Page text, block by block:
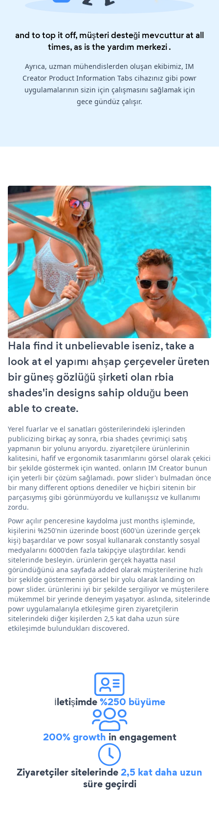
and to top it off, müşteri desteği mevcuttur at all
times, as is theyardım merkezi.
Ayrıca, uzman mühendislerden oluşan ekibimiz, IM
Creator Product Information Tabs cihazınız gibi powr
uygulamalarının sizin için çalışmasını sağlamak için
gece gündüz çalışır.
Hala find it unbelievable iseniz, take a
look at el yapımı ahşap çerçeveler üreten
bir güneş gözlüğü şirketi olan rbia
shades'in designs sahip olduğu been
able to create.
Yerel fuarlar ve el sanatları gösterilerindeki işlerinden
publicizing birkaç ay sonra, rbia shades çevrimiçi satış
yapmanın bir yolunu arıyordu. ziyaretçilere ürünlerinin
kalitesini, hafif ve ergonomik tasarımlarını görsel olarak çekici
bir şekilde göstermek için wanted. onların IM Creator bunun
için yeterli bir çözüm sağlamadı. powr slider'ı bulmadan önce
bir many different options denediler ve hiçbiri sitenin bir
parçasıymış gibi görünmüyordu ve kullanışsız ve kullanımı
zordu.
Powr açılır penceresine kaydolma just months işleminde,
kişilerini %250'nin üzerinde boost (600'ün üzerinde gerçek
kişi) başardılar ve powr sosyal kullanarak constantly sosyal
medyalarını 6000'den fazla takipçiye ulaştırdılar. kendi
sitelerinde besleyin. ürünlerin gerçek hayatta nasıl
göründüğünü ana sayfada added olarak müşterilerine hızlı
bir şekilde göstermenin görsel bir yolu olarak landing on
powr slider. ürünlerini iyi bir şekilde sergiliyor ve müşterilere
mükemmel bir yerinde deneyim yaşatıyor. aslında, sitelerinde
powr uygulamalarıyla etkileşime giren ziyaretçilerin
sitelerindeki diğer kişilerden 2,5 kat daha uzun süre
etkileşimde bulundukları discovered.
İletişimde%250 büyüme
200% growth in engagement
Ziyaretçiler sitelerinde2,5 kat daha uzun
süre geçirdi